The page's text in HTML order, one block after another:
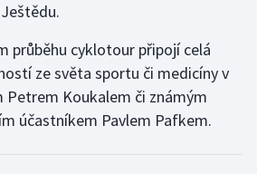
průběhu cyklotour připojí celá
ze světa sportu či medicíny v
Petrem Koukalem či známým
účastníkem Pavlem Pafkem.